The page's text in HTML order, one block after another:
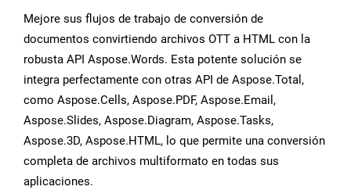
Mejore sus flujos de trabajo de conversión de
documentos convirtiendo archivos OTT a HTML con la
robusta API Aspose.Words. Esta potente solución se
integra perfectamente con otras API de Aspose.Total,
como Aspose.Cells, Aspose.PDF, Aspose.Email,
Aspose.Slides, Aspose.Diagram, Aspose.Tasks,
Aspose.3D, Aspose.HTML, lo que permite una conversión
completa de archivos multiformato en todas sus
aplicaciones.